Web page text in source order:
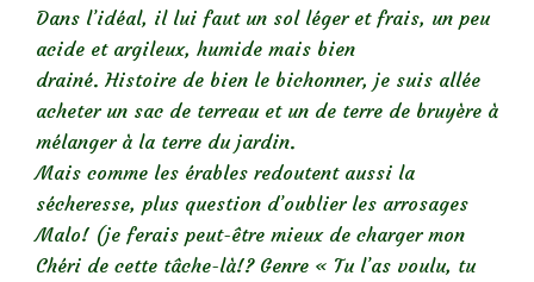
Dans l’idéal, il lui faut un sol léger et frais, un peu
acide et argileux, humide mais bien
drainé. Histoire de bien le bichonner, je suis allée
acheter un sac de terreau et un de terre de bruyère à
mélanger à la terre du jardin.
Mais comme les érables redoutent aussi la
sécheresse, plus question d’oublier les arrosages
Malo! (je ferais peut-être mieux de charger mon
Chéri de cette tâche-là!? Genre « Tu l’as voulu, tu